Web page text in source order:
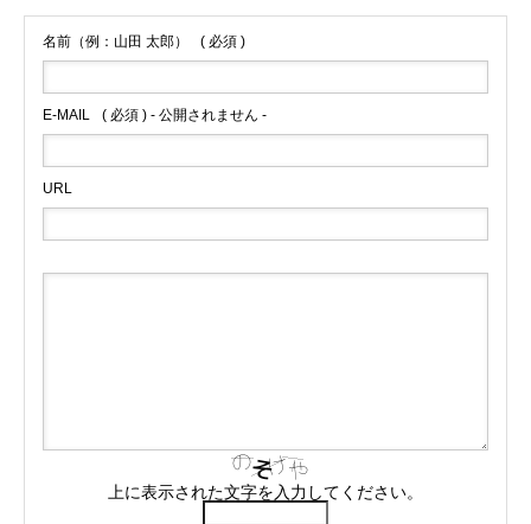
名前（例：山田 太郎） ( 必須 )
E-MAIL ( 必須 ) - 公開されません -
URL
上に表示された文字を入力してください。